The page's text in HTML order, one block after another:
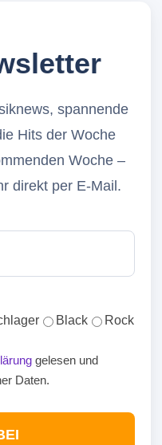
spannende
Hits der Woche
Woche –
direkt per E-Mail.
Black Rock
gelesen und
Daten.